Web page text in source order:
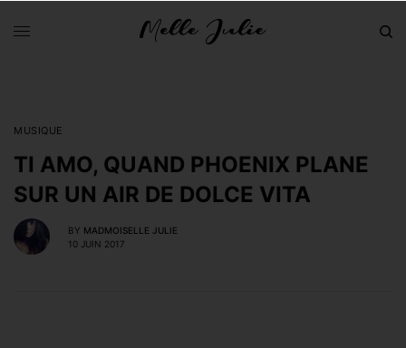
MUSIQUE
TI AMO, QUAND PHOENIX PLANE
SUR UN AIR DE DOLCE VITA
BY MADMOISELLE JULIE
10 JUIN 2017